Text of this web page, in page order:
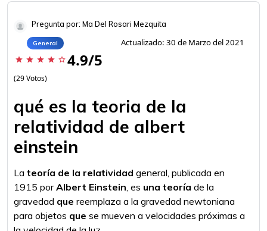
Pregunta por: Ma Del Rosari Mezquita
General Actualizado: 30 de Marzo del 2021
star star star star star_border 4.9/5
(29 Votos)
qué es la teoria de la
relatividad de albert
einstein
La teoría de la relatividad general, publicada en
1915 porAlbert Einstein, es una teoría de la
gravedad que reemplaza a la gravedad newtoniana
para objetos que se mueven a velocidades próximas a